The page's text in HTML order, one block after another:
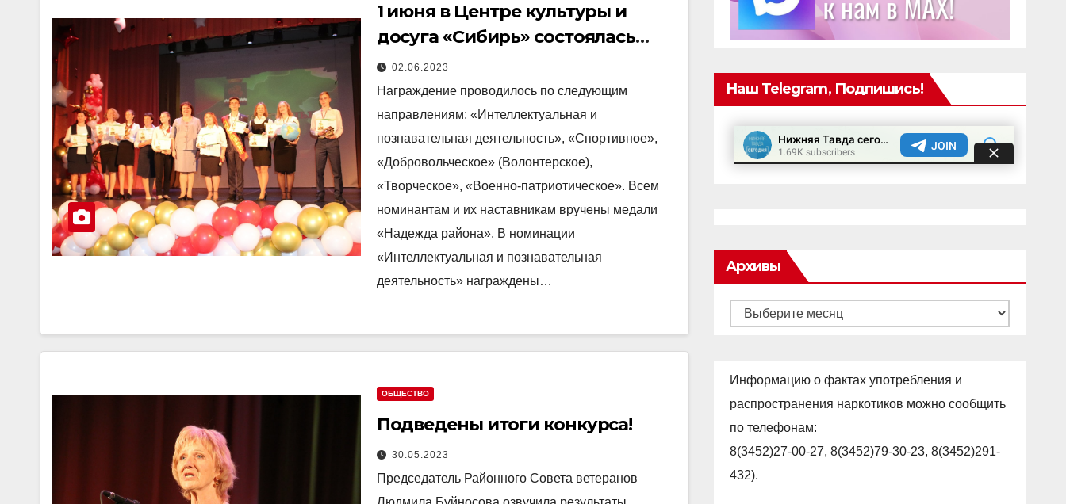
1 июня в Центре культуры и
досуга «Сибирь» состоялась
ежегодная Церемония
награждения одаренных детей
«Надежда района».
02.06.2023
Награждение проводилось по следующим
направлениям: «Интеллектуальная и
познавательная деятельность», «Спортивное»,
«Добровольческое» (Волонтерское),
«Творческое», «Военно-патриотическое». Всем
номинантам и их наставникам вручены медали
«Надежда района». В номинации
«Интеллектуальная и познавательная
деятельность» награждены…
ОБЩЕСТВО
Подведены итоги конкурса!
30.05.2023
Председатель Районного Совета ветеранов
Наш Telegram, Подпишись!
Архивы
Архивы
Информацию о фактах употребления и
распространения наркотиков можно сообщить
по телефонам:
8(3452)27-00-27, 8(3452)79-30-23, 8(3452)291-
432).